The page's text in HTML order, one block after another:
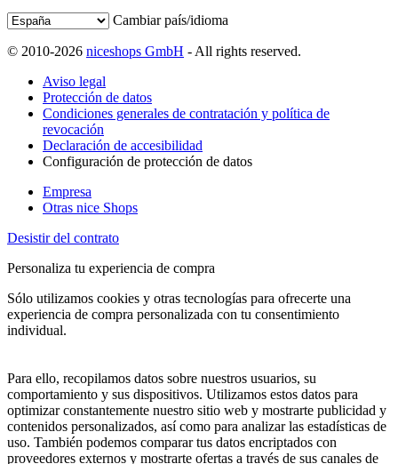
Cambiar país/idioma
© 2010-2026 niceshops GmbH - All rights reserved.
Aviso legal
Protección de datos
Condiciones generales de contratación y política de
revocación
Declaración de accesibilidad
Configuración de protección de datos
Empresa
Otras nice Shops
Desistir del contrato
Personaliza tu experiencia de compra
Sólo utilizamos cookies y otras tecnologías para ofrecerte una
experiencia de compra personalizada con tu consentimiento
individual.
Para ello, recopilamos datos sobre nuestros usuarios, su
comportamiento y sus dispositivos. Utilizamos estos datos para
optimizar constantemente nuestro sitio web y mostrarte publicidad y
contenidos personalizados, así como para analizar las estadísticas de
uso. También podemos comparar tus datos encriptados con
proveedores externos y mostrarte ofertas a través de sus canales de